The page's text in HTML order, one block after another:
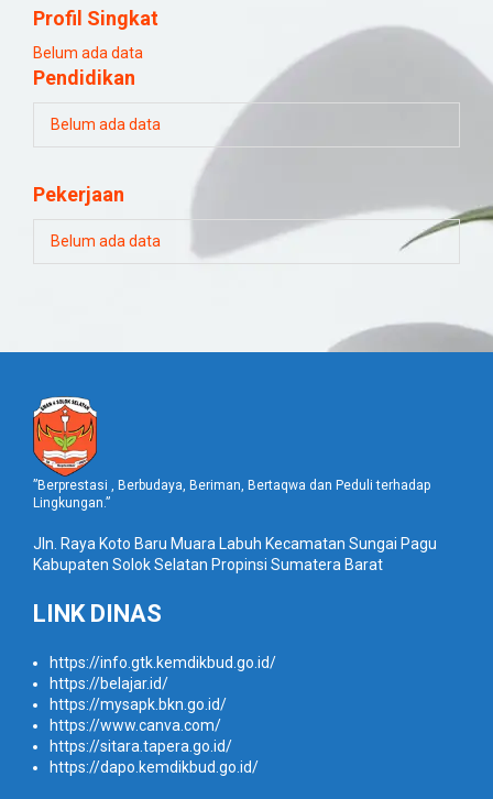
Profil Singkat
Belum ada data
Pendidikan
Belum ada data
Pekerjaan
Belum ada data
”Berprestasi , Berbudaya, Beriman, Bertaqwa dan Peduli terhadap
Lingkungan.”
Jln. Raya Koto Baru Muara Labuh Kecamatan Sungai Pagu
Kabupaten Solok Selatan Propinsi Sumatera Barat
LINK DINAS
https://info.gtk.kemdikbud.go.id/
https://belajar.id/
https://mysapk.bkn.go.id/
https://www.canva.com/
https://sitara.tapera.go.id/
https://dapo.kemdikbud.go.id/